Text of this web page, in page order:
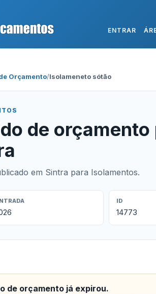
ENTRAR
Orçamento/Isolameneto sótão
de
em Sintra para Isolamentos.
ID
14773
de orçamento já expirou.